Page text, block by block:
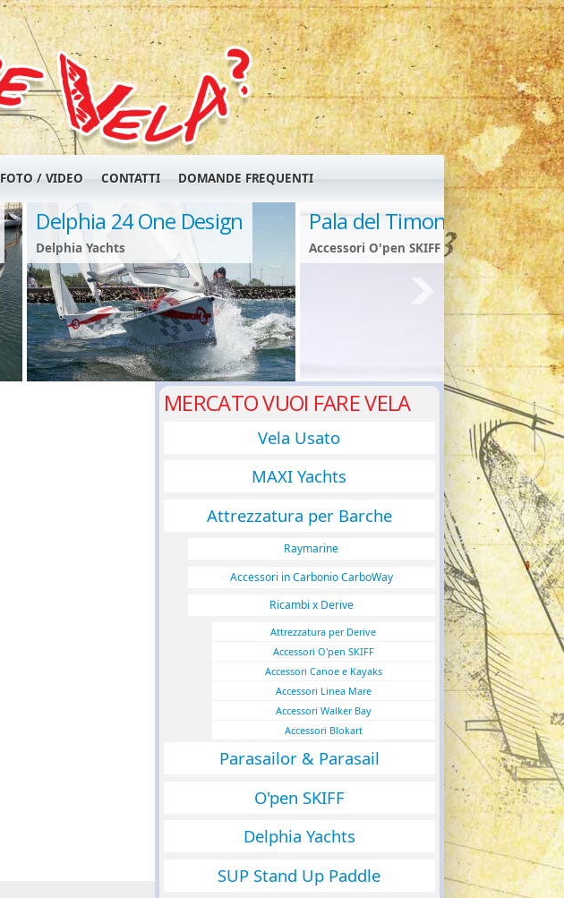
FOTO / VIDEO CONTATTI DOMANDE FREQUENTI
Delphia 24 One Design
Delphia Yachts
Pala del Timone
Accessori O'pen SKIFF
MERCATO VUOI FARE VELA
Vela Usato
MAXI Yachts
Attrezzatura per Barche
Raymarine
Accessori in Carbonio CarboWay
Ricambi x Derive
Attrezzatura per Derive
Accessori O'pen SKIFF
Accessori Canoe e Kayaks
Accessori Linea Mare
Accessori Walker Bay
Accessori Blokart
Parasailor & Parasail
O'pen SKIFF
Delphia Yachts
SUP Stand Up Paddle